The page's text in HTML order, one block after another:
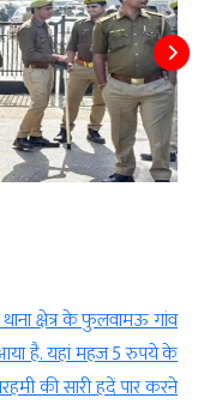
क्षेत्र के फुलवामऊ गांव
है. यहां महज 5 रुपये के
की सारी हदें पार करने